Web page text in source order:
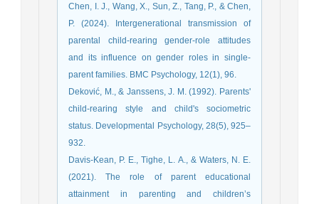
Chen, I. J., Wang, X., Sun, Z., Tang, P., & Chen,
P. (2024). Intergenerational transmission of
parental child-rearing gender-role attitudes
and its influence on gender roles in single-
parent families. BMC Psychology, 12(1), 96.
Deković, M., & Janssens, J. M. (1992). Parents'
child-rearing style and child's sociometric
status. Developmental Psychology, 28(5), 925–
932.
Davis-Kean, P. E., Tighe, L. A., & Waters, N. E.
(2021). The role of parent educational
attainment in parenting and children’s